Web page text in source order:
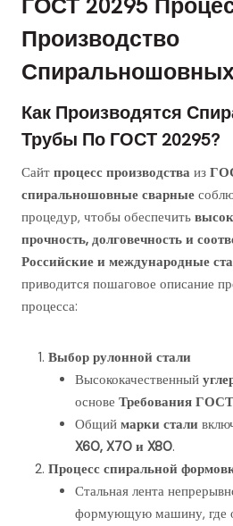
Производство
Как Производятся
Трубы По ГОСТ 20295?
Сайт процесс производства из
спиральношовные сварные
процедур, чтобы обеспечить
прочность, долговечность и
Российские и международные
приводится пошаговое описание
процесса:
Выбор рулонной стали
Высококачественный
основе Требования
Общий марки стали
X60, X70 и X80.
Процесс спиральной
Стальная лента
формующую машину, где